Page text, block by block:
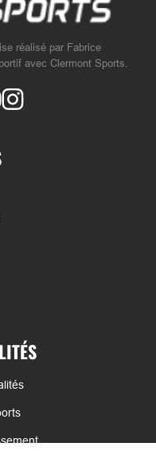
réalisé par Fabrice
avec Clermont Sports.